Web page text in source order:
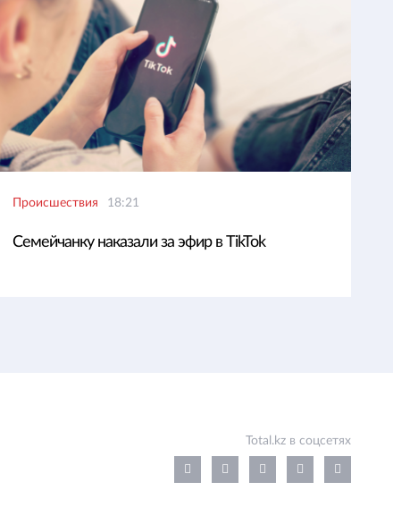
Происшествия 18:21
Семейчанку наказали за эфир в TikTok
Total.kz в соцсетях